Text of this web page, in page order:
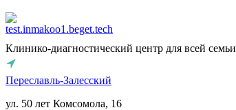
Клинико-диагностический центр для всей семьи
Переславль-Залесский
ул. 50 лет Комсомола, 16